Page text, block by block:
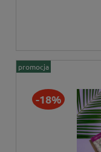
-18%
promocja